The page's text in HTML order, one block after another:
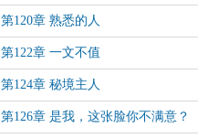
第120章 熟悉的人
第122章 一文不值
第124章 秘境主人
第126章 是我，这张脸你不满意？